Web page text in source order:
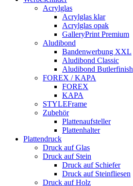
Acrylglas
Acrylglas klar
Acrylglas opak
GalleryPrint Premium
Aludibond
Bandenwerbung XXL
Aludibond Classic
Aludibond Butlerfinish
FOREX / KAPA
FOREX
KAPA
STYLEFrame
Zubehör
Plattenaufsteller
Plattenhalter
Plattendruck
Druck auf Glas
Druck auf Stein
Druck auf Schiefer
Druck auf Steinfliesen
Druck auf Holz